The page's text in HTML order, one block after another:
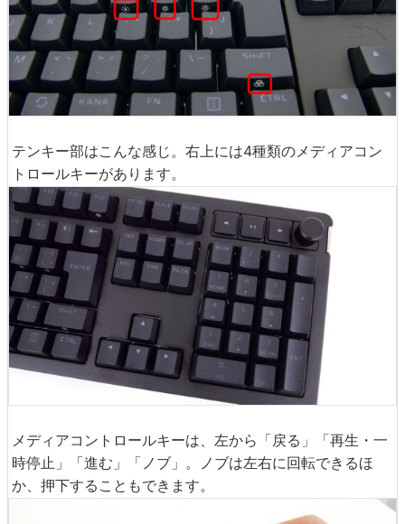
テンキー部はこんな感じ。右上には4種類のメディアコン
トロールキーがあります。
メディアコントロールキーは、左から「戻る」「再生・一
時停止」「進む」「ノブ」。ノブは左右に回転できるほ
か、押下することもできます。